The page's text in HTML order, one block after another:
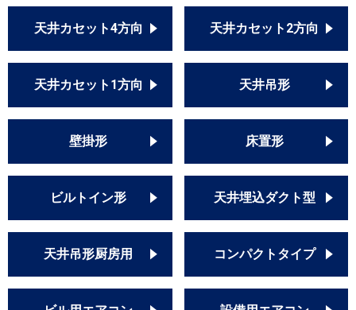
天井カセット4方向 天井カセット2方向
天井カセット1方向 天井吊形
壁掛形 床置形
ビルトイン形 天井埋込ダクト型
天井吊形厨房用 コンパクトタイプ